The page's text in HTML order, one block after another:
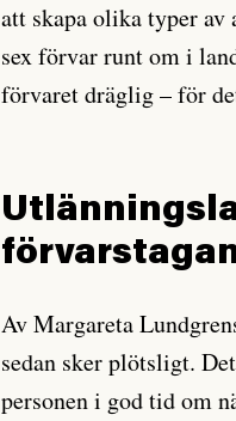
att skapa olika typer
sex förvar runt om i
förvaret dräglig – för
Av Margareta
sedan sker plötsligt.
personen i god tid om